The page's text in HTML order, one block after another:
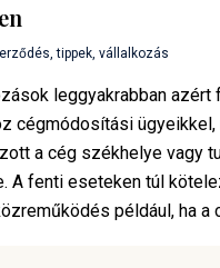
,tippek, vállalkozás
leggyakrabban azért
cégmódosítási ügyeikkel,
a cég székhelye vagy
A fenti eseteken túl
például, ha a